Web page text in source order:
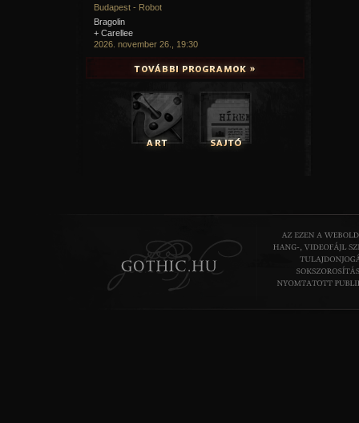
Budapest - Robot
Bragolin
+ Carellee
2026. november 26., 19:30